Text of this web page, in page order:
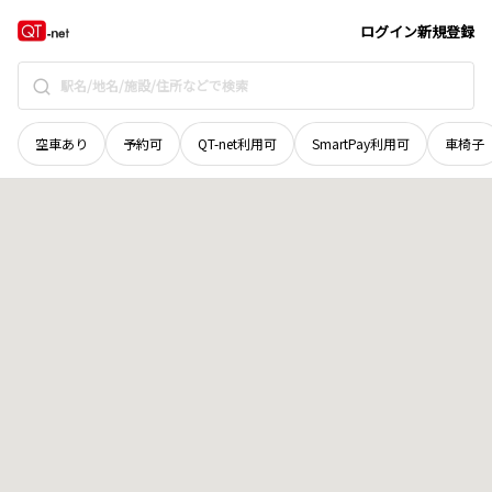
ログイン新規登録
空車あり 予約可 QT-net利用可 SmartPay利用可 車椅子
鳥取県